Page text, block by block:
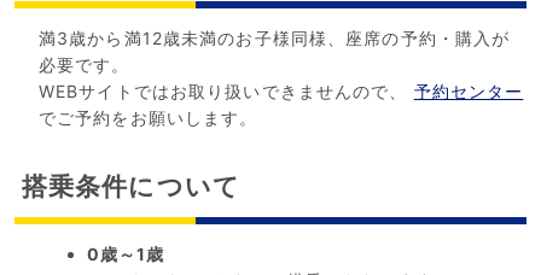
満3歳から満12歳未満のお子様同様、座席の予約・購入が
必要です。
WEBサイトではお取り扱いできませんので、 予約センター
でご予約をお願いします。
搭乗条件について
0歳～1歳